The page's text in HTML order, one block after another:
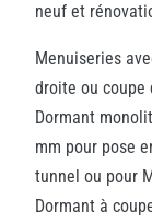
neuf et
Menuiseries
droite ou coupe
Dormant
mm pour pose
tunnel ou pour
Dormant à